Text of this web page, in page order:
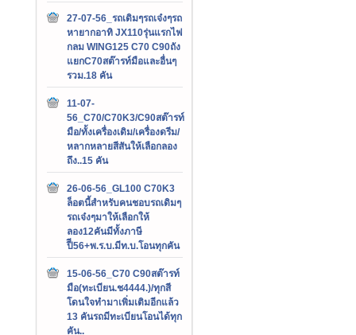
27-07-56_รถเดิมๆรถเจ๋งๆรถ
หายากอาทิ JX110รุ่นแรกไฟ
กลม WING125 C70 C90ถัง
แยกC70สต๊ารท์มือและอื่นๆ
รวม.18 คัน
11-07-
56_C70/C70K3/C90สต๊ารท์
มือ/ทั้งเครื่องเดิม/เครื่องดรีม/
หลากหลายสีสันให้เลือกลอง
ถึง..15 คัน
26-06-56_GL100 C70K3
ล็อตนี้สำหรับคนชอบรถเดิมๆ
รถเจ๋งๆมาให้เลือกให้
ลอง12คันมีทั้งภาษี
ปีี56+พ.ร.บ.มีท.บ.โอนทุกคัน
15-06-56_C70 C90สต๊ารท์
มือ(ทะเบียน.ช4444.)/ทุกสี
โดนใจทำมาเพิ่มเติมอีกแล้ว
13 คันรถมีทะเบียนโอนได้ทุก
คัน..